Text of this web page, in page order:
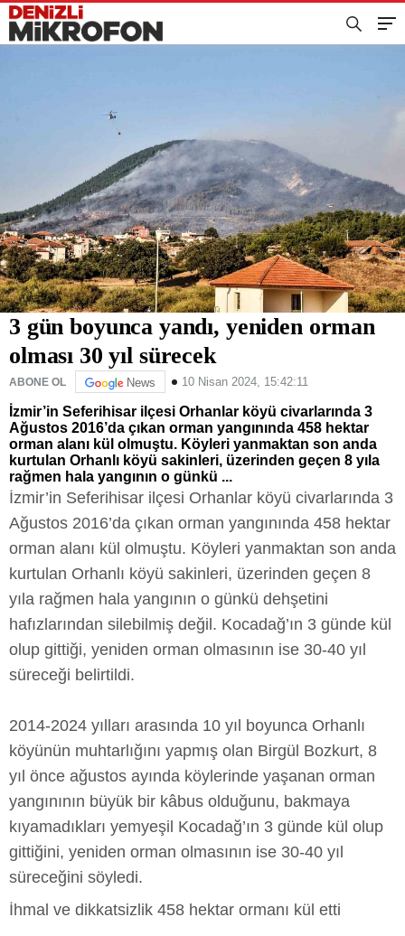
3 gün boyunca yandı, yeniden orman
olması 30 yıl sürecek
ABONE OL News 10 Nisan 2024, 15:42:11
İzmir’in Seferihisar ilçesi Orhanlar köyü civarlarında 3
Ağustos 2016’da çıkan orman yangınında 458 hektar
orman alanı kül olmuştu. Köyleri yanmaktan son anda
kurtulan Orhanlı köyü sakinleri, üzerinden geçen 8 yıla
rağmen hala yangının o günkü ...
İzmir’in Seferihisar ilçesi Orhanlar köyü civarlarında 3
Ağustos 2016’da çıkan orman yangınında 458 hektar
orman alanı kül olmuştu. Köyleri yanmaktan son anda
kurtulan Orhanlı köyü sakinleri, üzerinden geçen 8
yıla rağmen hala yangının o günkü dehşetini
hafızlarından silebilmiş değil. Kocadağ’ın 3 günde kül
olup gittiği, yeniden orman olmasının ise 30-40 yıl
süreceği belirtildi.
2014-2024 yılları arasında 10 yıl boyunca Orhanlı
köyünün muhtarlığını yapmış olan Birgül Bozkurt, 8
yıl önce ağustos ayında köylerinde yaşanan orman
yangınının büyük bir kâbus olduğunu, bakmaya
kıyamadıkları yemyeşil Kocadağ’ın 3 günde kül olup
gittiğini, yeniden orman olmasının ise 30-40 yıl
süreceğini söyledi.
İhmal ve dikkatsizlik 458 hektar ormanı kül etti